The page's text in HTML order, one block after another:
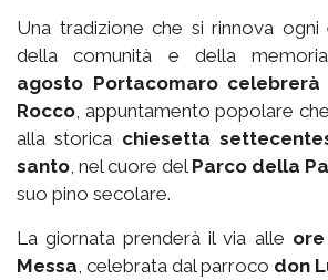
Una tradizione che si rinnova ogni
della comunità e della
agosto Portacomaro
Rocco, appuntamento popolare
alla storica chiesetta
santo, nel cuore del Parco della
suo pino secolare.
La giornata prenderà il via alle
Messa, celebrata dal parroco don